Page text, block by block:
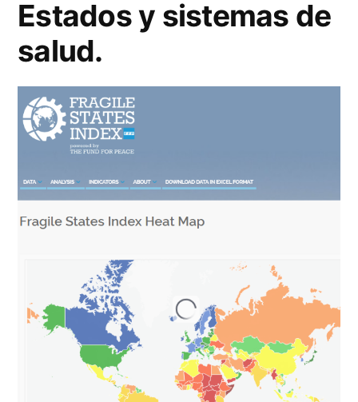
Estados y sistemas de
salud.